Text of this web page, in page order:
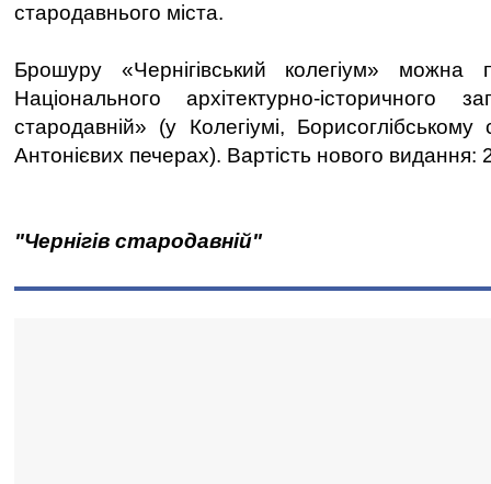
стародавнього міста.
Брошуру «Чернігівський колегіум»
Національного архітектурно-історичного
стародавній» (у Колегіумі,
Антонієвих печерах). Вартість нового видання:
"Чернігів стародавній"